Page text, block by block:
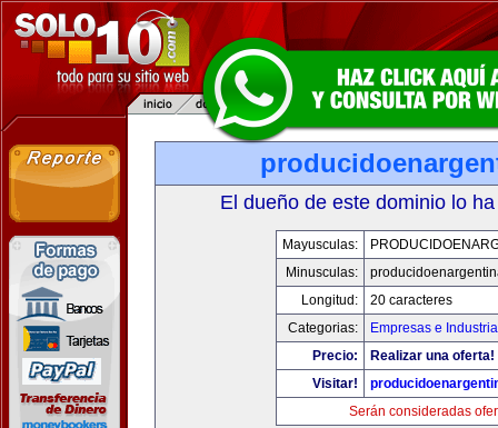
El dueño de este dominio lo
Mayusculas:
Minusculas:
Longitud:
20 caracteres
Categorias:
Empresas e
Precio:
Realizar una oferta!
Visitar!
Serán consideradas